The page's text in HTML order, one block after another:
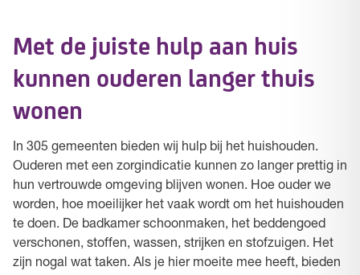
Met de juiste hulp aan huis
kunnen ouderen langer thuis
wonen
In 305 gemeenten bieden wij hulp bij het huishouden.
Ouderen met een zorgindicatie kunnen zo langer prettig in
hun vertrouwde omgeving blijven wonen. Hoe ouder we
worden, hoe moeilijker het vaak wordt om het huishouden
te doen. De badkamer schoonmaken, het beddengoed
verschonen, stoffen, wassen, strijken en stofzuigen. Het
zijn nogal wat taken. Als je hier moeite mee heeft, bieden